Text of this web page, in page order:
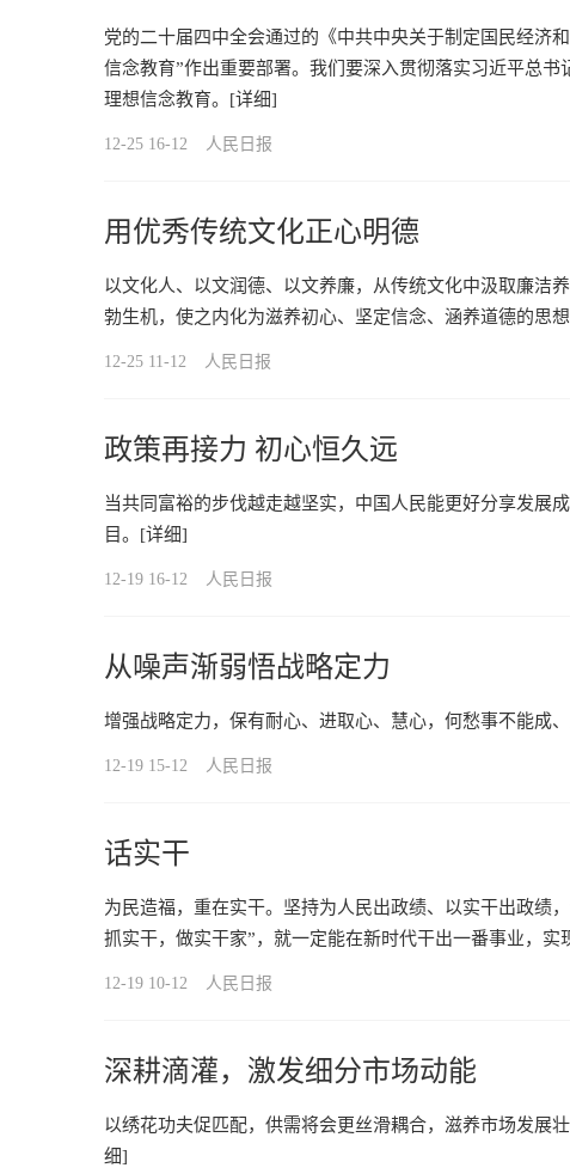
党的二十届四中全会通过的《中共中央关于制定国民经济
信念教育”作出重要部署。我们要深入贯彻落实习近平总
理想信念教育。 [详细]
12-25 16-12 人民日报
用优秀传统文化正心明德
以文化人、以文润德、以文养廉，从传统文化中汲取廉洁
勃生机，使之内化为滋养初心、坚定信念、涵养道德的思想
12-25 11-12 人民日报
政策再接力 初心恒久远
当共同富裕的步伐越走越坚实，中国人民能更好分享发展
目。 [详细]
12-19 16-12 人民日报
从噪声渐弱悟战略定力
增强战略定力，保有耐心、进取心、慧心，何愁事不能成、
12-19 15-12 人民日报
话实干
为民造福，重在实干。坚持为人民出政绩、以实干出政绩
抓实干，做实干家”，就一定能在新时代干出一番事业，实
12-19 10-12 人民日报
深耕滴灌，激发细分市场动能
以绣花功夫促匹配，供需将会更丝滑耦合，滋养市场发展
细]